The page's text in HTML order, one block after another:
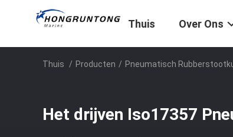
Thuis Over Ons
Thuis / Producten / Pneumatisch
Het drijven Iso17357